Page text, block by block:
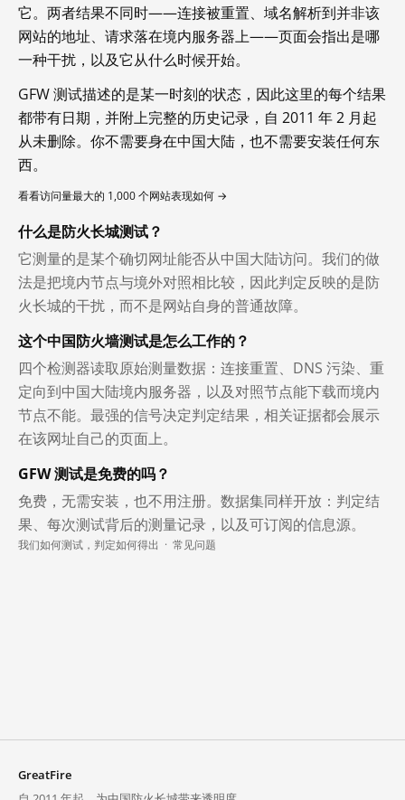
它。两者结果不同时——连接被重置、域名解析到并非该
网站的地址、请求落在境内服务器上——页面会指出是哪
一种干扰，以及它从什么时候开始。
GFW 测试描述的是某一时刻的状态，因此这里的每个结果
都带有日期，并附上完整的历史记录，自 2011 年 2 月起
从未删除。你不需要身在中国大陆，也不需要安装任何东
西。
看看访问量最大的 1,000 个网站表现如何 →
什么是防火长城测试？
它测量的是某个确切网址能否从中国大陆访问。我们的做
法是把境内节点与境外对照相比较，因此判定反映的是防
火长城的干扰，而不是网站自身的普通故障。
这个中国防火墙测试是怎么工作的？
四个检测器读取原始测量数据：连接重置、DNS 污染、重
定向到中国大陆境内服务器，以及对照节点能下载而境内
节点不能。最强的信号决定判定结果，相关证据都会展示
在该网址自己的页面上。
GFW 测试是免费的吗？
免费，无需安装，也不用注册。数据集同样开放：判定结
果、每次测试背后的测量记录，以及可订阅的信息源。
我们如何测试，判定如何得出 · 常见问题
GreatFire